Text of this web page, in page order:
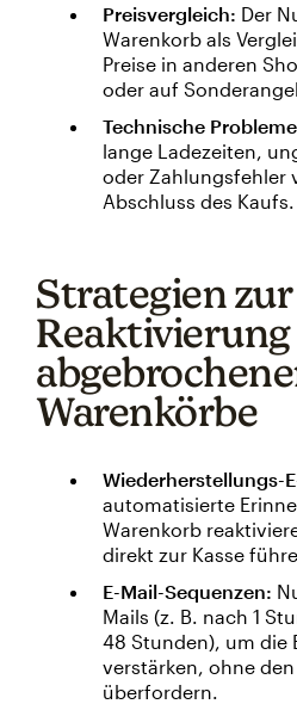
Preisvergleich: Der
Warenkorb als
Preise in anderen
oder auf
Technische
lange Ladezeiten,
oder Zahlungsfehler
Abschluss des Kaufs.
Strategien zur
Reaktivierung
Warenkörbe
Wiederherstellungs-
automatisierte
Warenkorb
direkt zur Kasse
E-Mail-Sequenzen:
Mails (z. B. nach 1
48 Stunden), um die
verstärken, ohne
überfordern.